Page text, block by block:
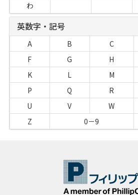
わ
英数字・記号
A B C
F
G H
K
L M
P
Q R
U
V W
Z
0－9